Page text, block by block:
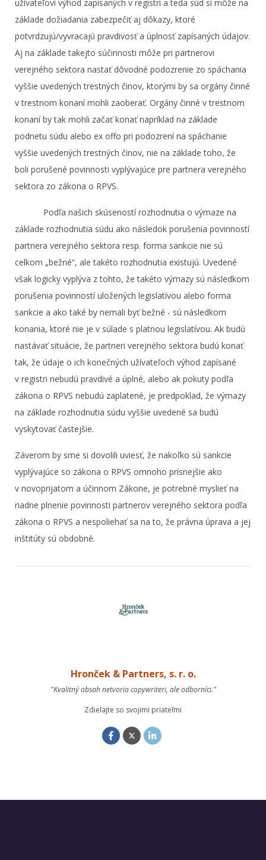
užívateľovi výhod zapísaných v registri a teda súd si môže na
základe dožiadania zabezpečiť aj dôkazy, ktoré
potvrdzujú/vyvracajú pravdivosť a úplnosť zapísaných údajov.
Aj na základe takejto súčinnosti môže pri partnerovi
verejného sektora nastať dôvodné podozrenie zo spáchania
vyššie uvedených trestných činov, ktorými by sa orgány činné
v trestnom konaní mohli zaoberať. Orgány činné v trestnom
konaní by tak mohli začať konať napríklad na základe
podnetu súdu alebo ex offo pri podozrení na spáchanie
vyššie uvedených trestných činov, nie na základe toho, že
boli porušené povinnosti vyplývajúce pre partnera verejného
sektora zo zákona o RPVS.
Podľa našich skúseností rozhodnutia o výmaze na
základe rozhodnutia súdu ako následok porušenia povinností
partnera verejného sektora resp. forma sankcie nie sú
celkom „bežné“, ale takéto rozhodnutia existujú. Uvedené
však logicky vyplýva z tohto, že takéto výmazy sú následkom
porušenia povinností uložených legislatívou alebo forma
sankcie a ako také by nemali byť bežné - sú následkom
konania, ktoré nie je v súlade s platnou legislatívou. Ak budú
nastávať situácie, že partneri verejného sektora budú konať
tak, že údaje o ich konečných užívateľoch výhod zapísané
v registri nebudú pravdivé a úplné, alebo ak pokuty podľa
zákona o RPVS nebudú zaplatené, je predpoklad, že výmazy
na základe rozhodnutia súdu vyššie uvedené sa budú
vyskytovať častejšie.
Záverom by sme si dovolili uviesť, že nakoľko sú sankcie
vyplývajúce so zákona o RPVS omnoho prísnejšie ako
v novoprijatom a účinnom Zákone, je potrebné myslieť na
riadne plnenie povinnosti partnerov verejného sektora podľa
zákona o RPVS a nespoliehať sa na to, že právna úprava a jej
inštitúty sú obdobné.
Hronček & Partners, s. r. o.
"Kvalitný obsah netvoria copywriteri, ale odborníci."
Zdieľajte so svojimi priateľmi